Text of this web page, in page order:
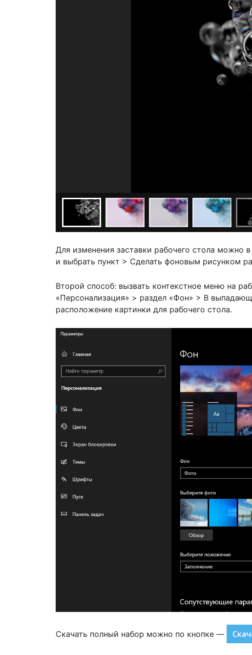
Для изменения заставки рабочего стола можно
и выбрать пункт > Сделать фоновым рисунком
Второй способ: вызвать контекстное меню на
«Персонализация» > раздел «Фон» > В
расположение картинки для рабочего стола.
Скачать полный набор можно по кнопке —